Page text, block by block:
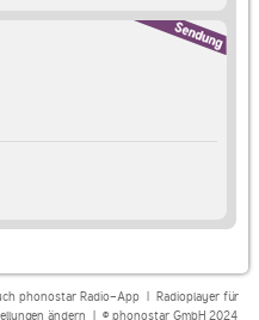
phonostar Radio-App| Radioplayer für
ändern | © phonostar GmbH 2024